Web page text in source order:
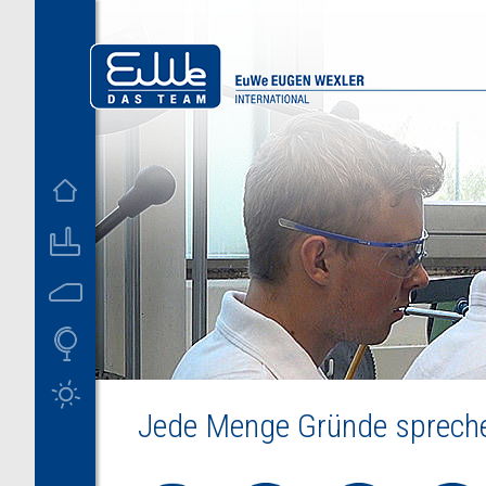
Jede Menge Gründe
D US